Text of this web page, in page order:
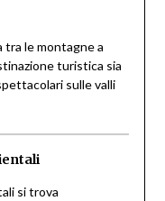
tra le montagne a
turistica sia
sulle valli
si trova